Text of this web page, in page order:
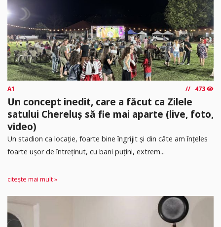
A1 473
Un concept inedit, care a făcut ca Zilele
satului Chereluș să fie mai aparte (live, foto,
video)
Un stadion ca locație, foarte bine îngrijit și din câte am înțeles
foarte ușor de întreținut, cu bani puțini, extrem...
citește mai mult »